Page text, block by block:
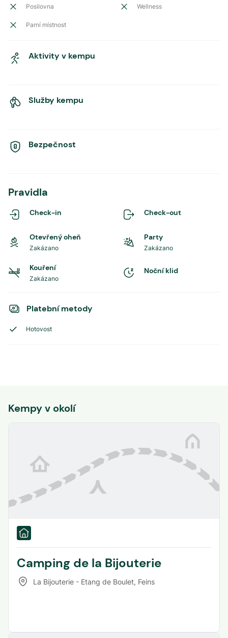
Posilovna Wellness
Parní místnost
Aktivity v kempu
Služby kempu
Bezpečnost
Pravidla
Check-in Check-out
Otevřený oheň
Zakázano
Party
Zakázano
Kouření
Zakázano
Noční klid
Platební metody
Hotovost
Kempy v okolí
Camping de la Bijouterie
La Bijouterie - Etang de Boulet, Feins